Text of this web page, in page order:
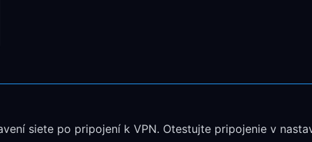
siete po pripojení k VPN. Otestujte pripojenie v